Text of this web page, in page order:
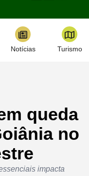
Notícias Turismo
queda
no
impacta